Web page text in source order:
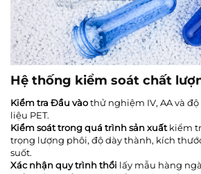
Hệ thống kiểm soát chất
Kiểm tra Đầu vàothử nghiệm IV, AA và
liệu PET.
Kiểm soát trong quá trình sản xuất kiểm
trọng lượng phôi, độ dày thành, kích
suốt.
Xác nhận quy trình thổi lấy mẫu hàng